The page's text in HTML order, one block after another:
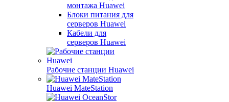
монтажа Huawei
Блоки питания для
серверов Huawei
Кабели для
серверов Huawei
Рабочие станции Huawei
Huawei MateStation